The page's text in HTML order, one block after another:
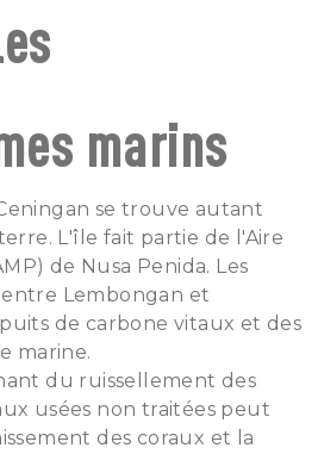
marins
se trouve autant
L'île fait partie de l'Aire
de Nusa Penida. Les
Lembongan et
de carbone vitaux et des
marine.
du ruissellement des
usées non traitées peut
des coraux et la